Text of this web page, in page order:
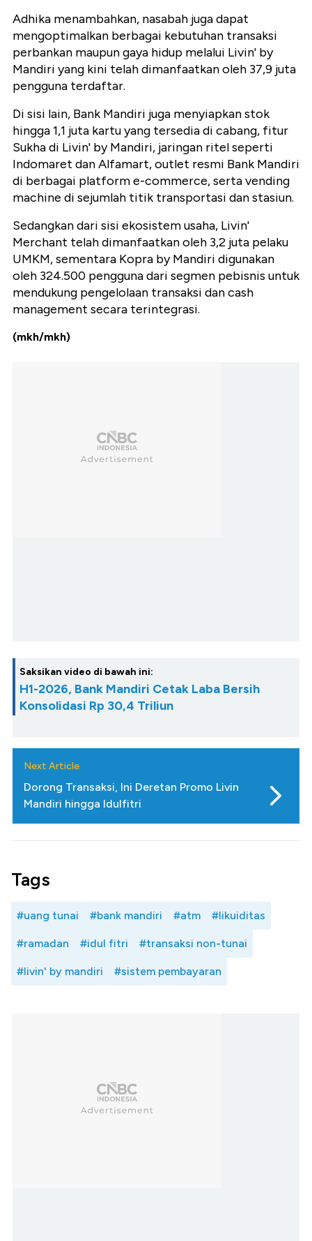
Adhika menambahkan, nasabah juga dapat
mengoptimalkan berbagai kebutuhan transaksi
perbankan maupun gaya hidup melalui Livin' by
Mandiri yang kini telah dimanfaatkan oleh 37,9 juta
pengguna terdaftar.
Di sisi lain, Bank Mandiri juga menyiapkan stok
hingga 1,1 juta kartu yang tersedia di cabang, fitur
Sukha di Livin' by Mandiri, jaringan ritel seperti
Indomaret dan Alfamart, outlet resmi Bank Mandiri
di berbagai platform e-commerce, serta vending
machine di sejumlah titik transportasi dan stasiun.
Sedangkan dari sisi ekosistem usaha, Livin'
Merchant telah dimanfaatkan oleh 3,2 juta pelaku
UMKM, sementara Kopra by Mandiri digunakan
oleh 324.500 pengguna dari segmen pebisnis untuk
mendukung pengelolaan transaksi dan cash
management secara terintegrasi.
(mkh/mkh)
Saksikan video di bawah ini:
H1-2026, Bank Mandiri Cetak Laba Bersih
Konsolidasi Rp 30,4 Triliun
Next Article
Dorong Transaksi, Ini Deretan Promo Livin
Mandiri hingga Idulfitri
Tags
#uang tunai #bank mandiri #atm #likuiditas
#ramadan #idul fitri #transaksi non-tunai
#livin' by mandiri #sistem pembayaran